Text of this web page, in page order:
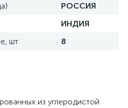
РОССИЯ
ИНДИЯ
шт
8
из углеродистой